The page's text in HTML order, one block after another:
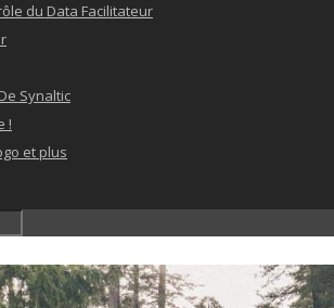
du Data Facilitateur
Synaltic
!
et plus